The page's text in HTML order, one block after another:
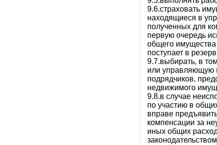
9.6.страховать
находящиеся в
полученных для
первую очередь
общего
поступает в
9.7.выбирать, в
или управляющую
подрядчиков,
недвижимого
9.8.в случае
по участию в
вправе
компенсации за
иных общих